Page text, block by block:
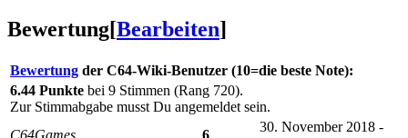
Bewertung[Bearbeiten]
Bewertung der C64-Wiki-Benutzer (10=die beste Note):
6.44 Punkte bei 9 Stimmen (Rang 720).
Zur Stimmabgabe musst Du angemeldet sein.
C64Games
6
30. November 2018 -